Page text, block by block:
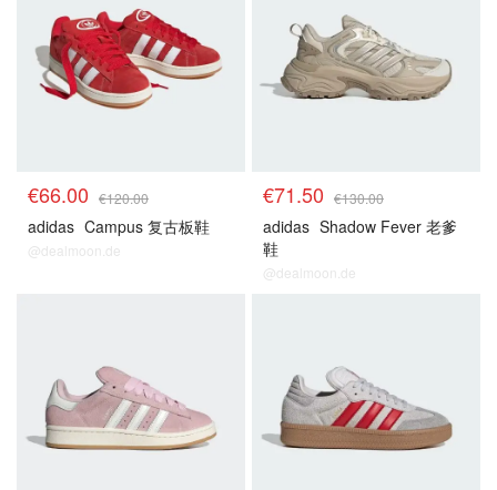
€66.00 €120.00
adidas Campus 复古板鞋
@dealmoon.de
€71.50 €130.00
adidas Shadow Fever 老爹
鞋
@dealmoon.de